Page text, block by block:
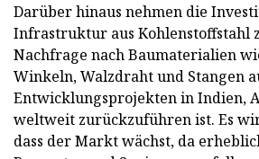
Darüber hinaus nehmen die
Infrastruktur aus Kohlenstoffstahl
Nachfrage nach Baumaterialien
Winkeln, Walzdraht und Stangen
Entwicklungsprojekten in Indien,
weltweit zurückzuführen ist. Es
dass der Markt wächst, da